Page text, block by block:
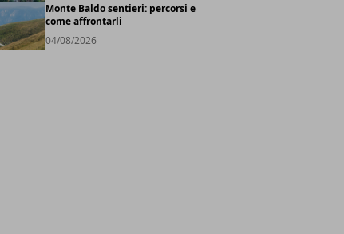
Monte Baldo sentieri: percorsi e
come affrontarli
04/08/2026